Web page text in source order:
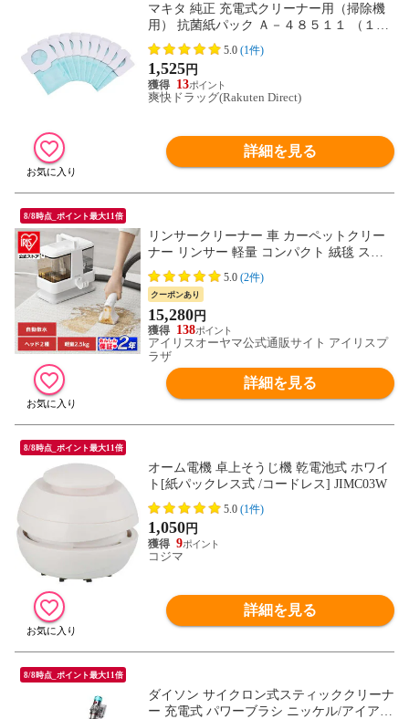
マキタ 純正 充電式クリーナー用（掃除機
用） 抗菌紙パック Ａ－４８５１１ （１０
枚入）
5.0 (1件)
1,525円
13
爽快ドラッグ(Rakuten Direct)
詳細を見る
8/8時点_ポイント最大11倍
リンサークリーナー 車 カーペットクリー
ナー リンサー 軽量 コンパクト 絨毯 スポ
ット クリーナー 布 ソファ 洗浄機 家庭用
掃除機 床掃除 アイリスオーヤマ RNSP-P50
0 [家電]
5.0 (2件)
クーポンあり
15,280円
138
アイリスオーヤマ公式通販サイト アイリスプ
ラザ
詳細を見る
8/8時点_ポイント最大11倍
オーム電機 卓上そうじ機 乾電池式 ホワイ
ト[紙パックレス式 /コードレス] JIMC03W
5.0 (1件)
1,050円
9
コジマ
詳細を見る
8/8時点_ポイント最大11倍
ダイソン サイクロン式スティッククリーナ
ー 充電式 パワーブラシ ニッケル/アイア